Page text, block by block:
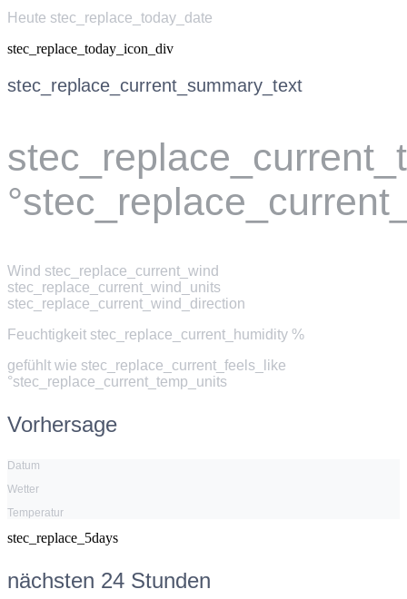
Heute stec_replace_today_date
stec_replace_today_icon_div
stec_replace_current_summary_text
Wind stec_replace_current_wind
stec_replace_current_wind_units
stec_replace_current_wind_direction
Feuchtigkeit stec_replace_current_humidity %
gefühlt wie stec_replace_current_feels_like
°stec_replace_current_temp_units
Vorhersage
Datum
Wetter
Temperatur
stec_replace_5days
nächsten 24 Stunden